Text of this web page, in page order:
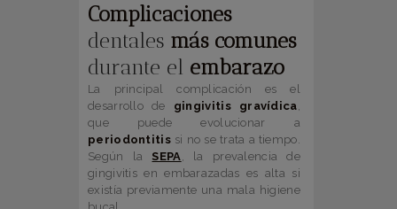
Complicaciones
dentales más comunes
durante el embarazo
La principal complicación es el
desarrollo de gingivitis gravídica
que puede evolucionar a
periodontitissi no se trata a tiempo.
Según la SEPA
, la prevalencia de
gingivitis en embarazadas es alta si
existía previamente una mala higiene